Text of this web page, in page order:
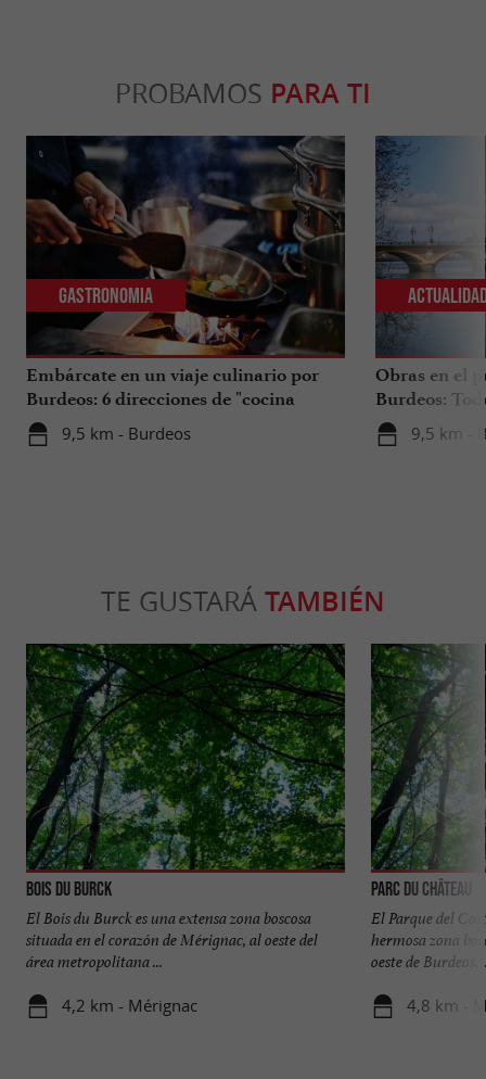
PROBAMOS PARA TI
Embárcate en un viaje culinario por
Burdeos: 6 direcciones de "cocina
internacional"
9,5 km - Burdeos
Gastronomia
Obras en el
Burdeos:
tus viajes en
9,5 km -
TE GUSTARÁ TAMBIÉN
Bois du Burck
El Bois du Burck es una extensa zona boscosa
situada en el corazón de Mérignac, al oeste del
área metropolitana ...
4,2 km - Mérignac
Parc du Château
El Parque del
hermosa zona
oeste de Burdeos.
4,8 km -